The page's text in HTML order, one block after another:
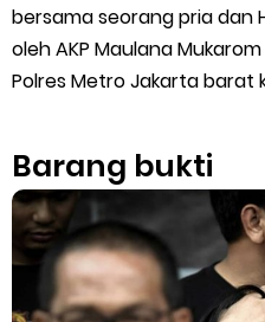
bersama seorang pria dan
oleh AKP Maulana
Polres Metro Jakarta barat
Barang bukti